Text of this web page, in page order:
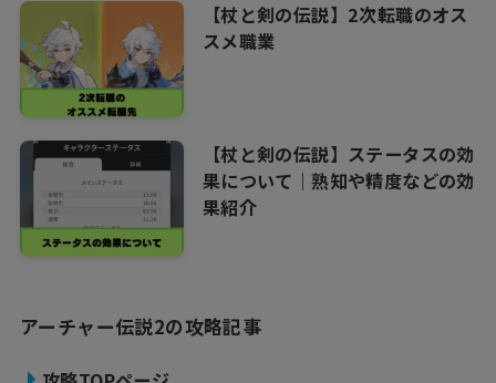
【杖と剣の伝説】2次転職のオス
スメ職業
【杖と剣の伝説】ステータスの効
果について｜熟知や精度などの効
果紹介
アーチャー伝説2の攻略記事